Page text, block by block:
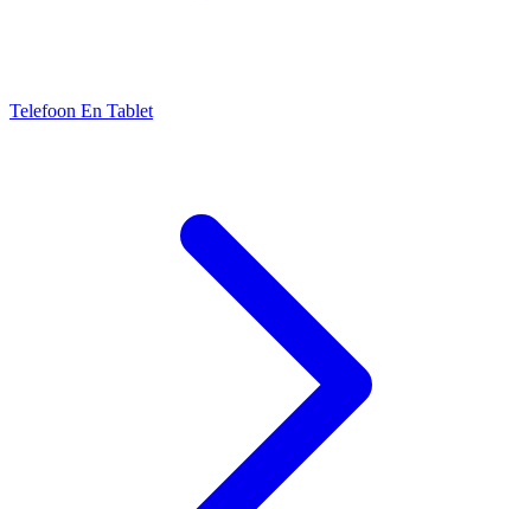
Telefoon En Tablet